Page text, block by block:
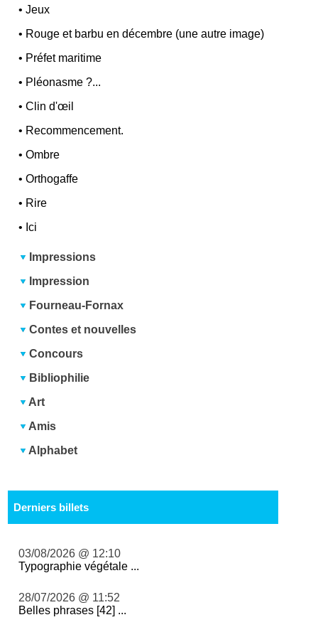
•Jeux
• Rouge et barbu en décembre (une autre image)
• Préfet maritime
• Pléonasme ?...
•Clin d'œil
• Recommencement.
•Ombre
•Orthogaffe
• Rire
• Ici
Impressions
Impression
Fourneau-Fornax
Contes et nouvelles
Concours
Bibliophilie
Art
Amis
Alphabet
Derniers billets
03/08/2026 @ 12:10
Typographie végétale ...
28/07/2026 @ 11:52
Belles phrases [42] ...